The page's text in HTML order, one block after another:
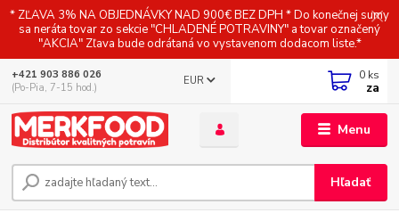
* ZĽAVA 3% NA OBJEDNÁVKY NAD 900€ BEZ DPH * Do konečnej sumy
sa neráta tovar zo sekcie "CHLADENÉ POTRAVINY" a tovar označený
"AKCIA" Zľava bude odrátaná vo vystavenom dodacom liste.*
Menu
EUR
Hľadať
+421 903 886 026
(Po-Pia, 7-15 hod.)
0 ks
za